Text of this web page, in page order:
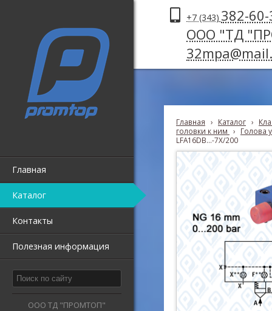
Главная
Каталог
Контакты
Полезная информация
ООО ТД "ПРОМТОП"
+7 (343) 382-
ООО "ТД
Главная › Каталог ›
головки к ним
›
Голова
LFA16DB...-7X/200